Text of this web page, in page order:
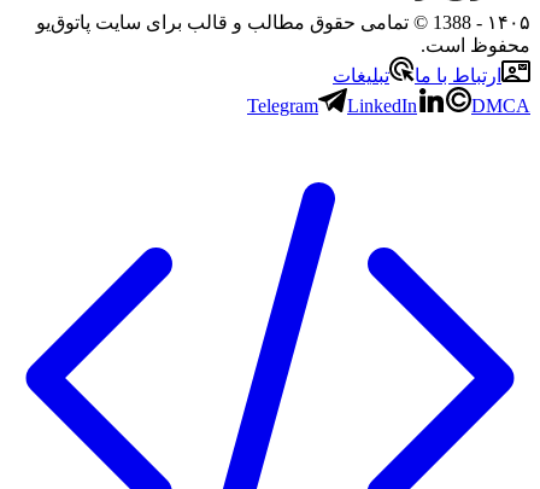
۱۴۰۵
- 1388 © تمامی حقوق مطالب و قالب برای سایت پاتوق‌یو
محفوظ است.
ارتباط با ما
تبلیغات
Telegram
LinkedIn DMCA